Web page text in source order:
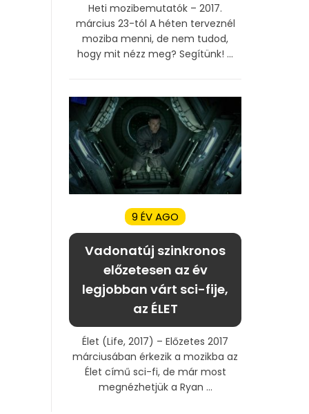
Heti mozibemutatók – 2017.
március 23-tól A héten terveznél
moziba menni, de nem tudod,
hogy mit nézz meg? Segítünk! ...
9 ÉV AGO
Vadonatúj szinkronos
előzetesen az év
legjobban várt sci-fije,
az ÉLET
Élet (Life, 2017) – Előzetes 2017
márciusában érkezik a mozikba az
Élet című sci-fi, de már most
megnézhetjük a Ryan ...